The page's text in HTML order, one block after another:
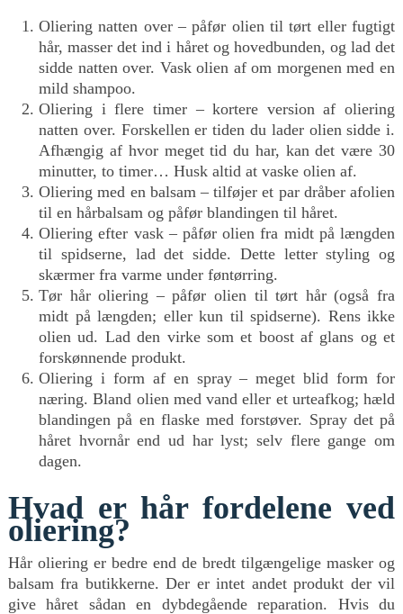
Oliering natten over – påfør olien til tørt eller fugtigt
hår, masser det ind i håret og hovedbunden, og lad det
sidde natten over. Vask olien af om morgenen med en
mild shampoo.
Oliering i flere timer – kortere version af oliering
natten over. Forskellen er tiden du lader olien sidde i.
Afhængig af hvor meget tid du har, kan det være 30
minutter, to timer… Husk altid at vaske olien af.
Oliering med en balsam – tilføjer et par dråber afolien
til en hårbalsam og påfør blandingen til håret.
Oliering efter vask – påfør olien fra midt på længden
til spidserne, lad det sidde. Dette letter styling og
skærmer fra varme under føntørring.
Tør hår oliering – påfør olien til tørt hår (også fra
midt på længden; eller kun til spidserne). Rens ikke
olien ud. Lad den virke som et boost af glans og et
forskønnende produkt.
Oliering i form af en spray – meget blid form for
næring. Bland olien med vand eller et urteafkog; hæld
blandingen på en flaske med forstøver. Spray det på
håret hvornår end ud har lyst; selv flere gange om
dagen.
Hvad er hår fordelene ved
oliering?
Hår oliering er bedre end de bredt tilgængelige masker og
balsam fra butikkerne. Der er intet andet produkt der vil
give håret sådan en dybdegående reparation. Hvis du